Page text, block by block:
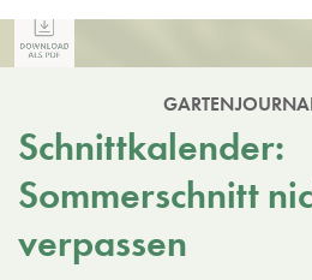
Schnittkalender:
Sommerschnitt
verpassen